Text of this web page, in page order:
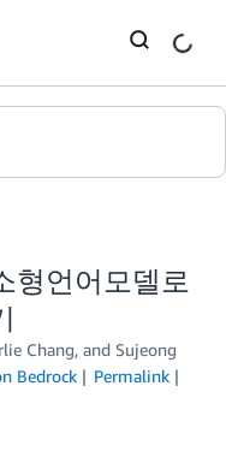
형언어모델로
Chang, and Sujeong
Bedrock
Permalink